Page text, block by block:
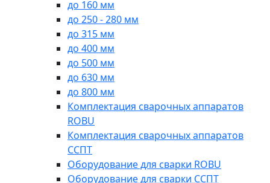
до 160 мм
до 250 - 280 мм
до 315 мм
до 400 мм
до 500 мм
до 630 мм
до 800 мм
Комплектация сварочных аппаратов
ROBU
Комплектация сварочных аппаратов
ССПТ
Оборудование для сварки ROBU
Оборудование для сварки ССПТ